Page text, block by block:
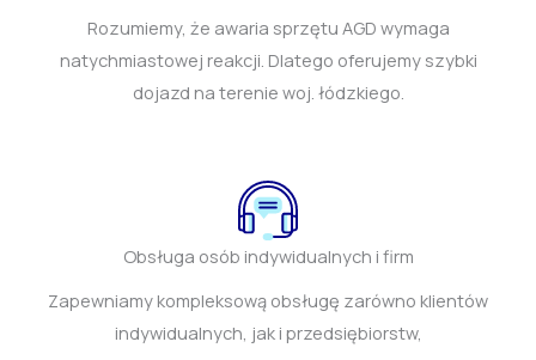
Rozumiemy, że awaria sprzętu AGD wymaga
natychmiastowej reakcji. Dlatego oferujemy szybki
dojazd na terenie woj. łódzkiego.
Obsługa osób indywidualnych i firm
Zapewniamy kompleksową obsługę zarówno klientów
indywidualnych, jak i przedsiębiorstw,